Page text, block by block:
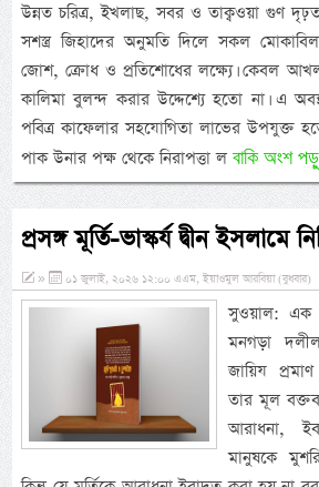
উন্নত চরিত্র, ইখলাছ, সবর ও তাক্বওয়া গুণ
সশস্ত্র জিহাদের অনুমতি দিলে সকল
জোশ, ক্রোধ ও প্রতিশোধের লক্ষ্যে। কেবল
কালিমা বুলন্দ করার উদ্দেশ্যে হতো না। এ
পবিত্র কাফেলার সহযোগিতা লাভের উপযুক্ত
পাক উনার পক্ষ থেকে নিরাপত্তা লবাকি অংশ
প্রসঙ্গ মূর্তি-ভাস্কর্য দ্বীন ইসলামে
» ০১ জুলাই, ২০২৬ ১২:০০ এএম, ইয়াওমুল আরবিয়া (বুধবার)
সুওয়াল: এক
মনগড়া
জায়িয
তার মূল
আরাধনা,
মানুষকে